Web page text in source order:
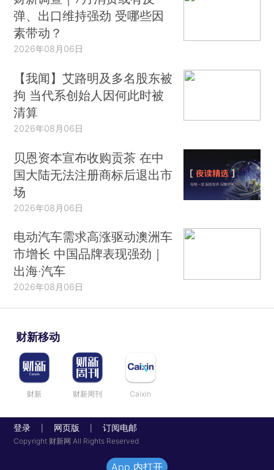
弹、出口维持强劲 受哪些因
素带动？
2026年08月06日
【我闻】艾路明及多名股东被
拘 当代系创始人因何此时被
清算
2026年08月06日
贝恩资本宣布收购贡茶 在中
国大陆无法注册商标后退出市
场
2026年08月06日
电动汽车需求高涨驱动澳洲车
市增长 中国品牌表现强劲｜
出海·汽车
2026年08月06日
财新移动
财新 财新周刊 Caixin
登录 网页版 订阅电邮
Copyright 财新网 All Rights Reserved
App 内打开